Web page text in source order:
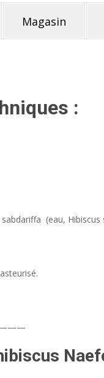
Magasin
:
(eau,